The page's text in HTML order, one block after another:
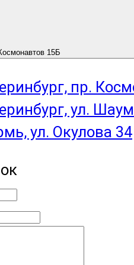
15Б
пр.
ул.
ул. Окулова 34